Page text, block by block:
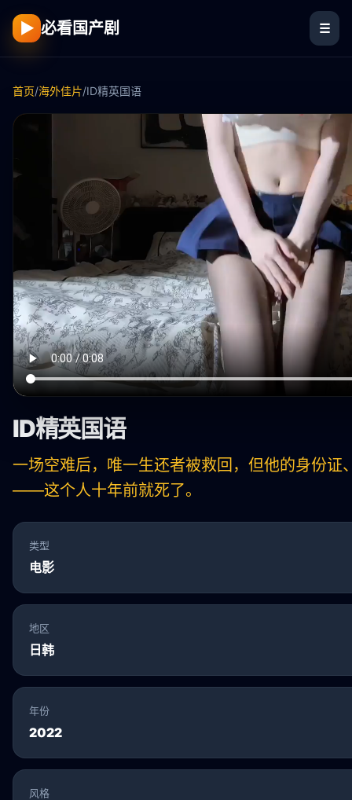
▶ 必看国产剧 ☰
首页/海外佳片/ID精英国语
ID精英国语
一场空难后，唯一生还者被救回，但他的身份证
——这个人十年前就死了。
类型
电影
地区
日韩
年份
2022
风格